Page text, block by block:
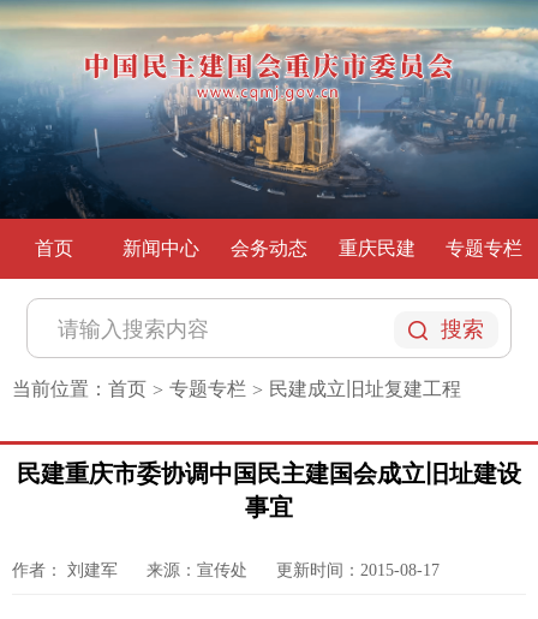
首页 新闻中心 会务动态 重庆民建 专题专栏
搜索
当前位置： 首页 > 专题专栏 > 民建成立旧址复建工程
民建重庆市委协调中国民主建国会成立旧址建设
事宜
作者： 刘建军 来源：宣传处 更新时间：2015-08-17